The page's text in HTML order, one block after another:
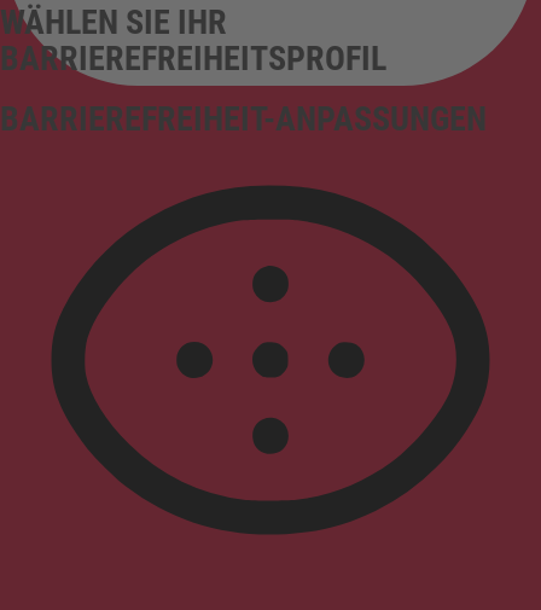
BARRIEREFREIHEIT-ANPASSUNGEN
WÄHLEN SIE IHR
BARRIEREFREIHEITSPROFIL